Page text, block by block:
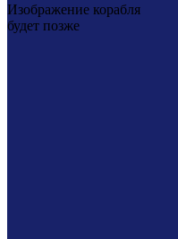
Изображение корабля
будет позже